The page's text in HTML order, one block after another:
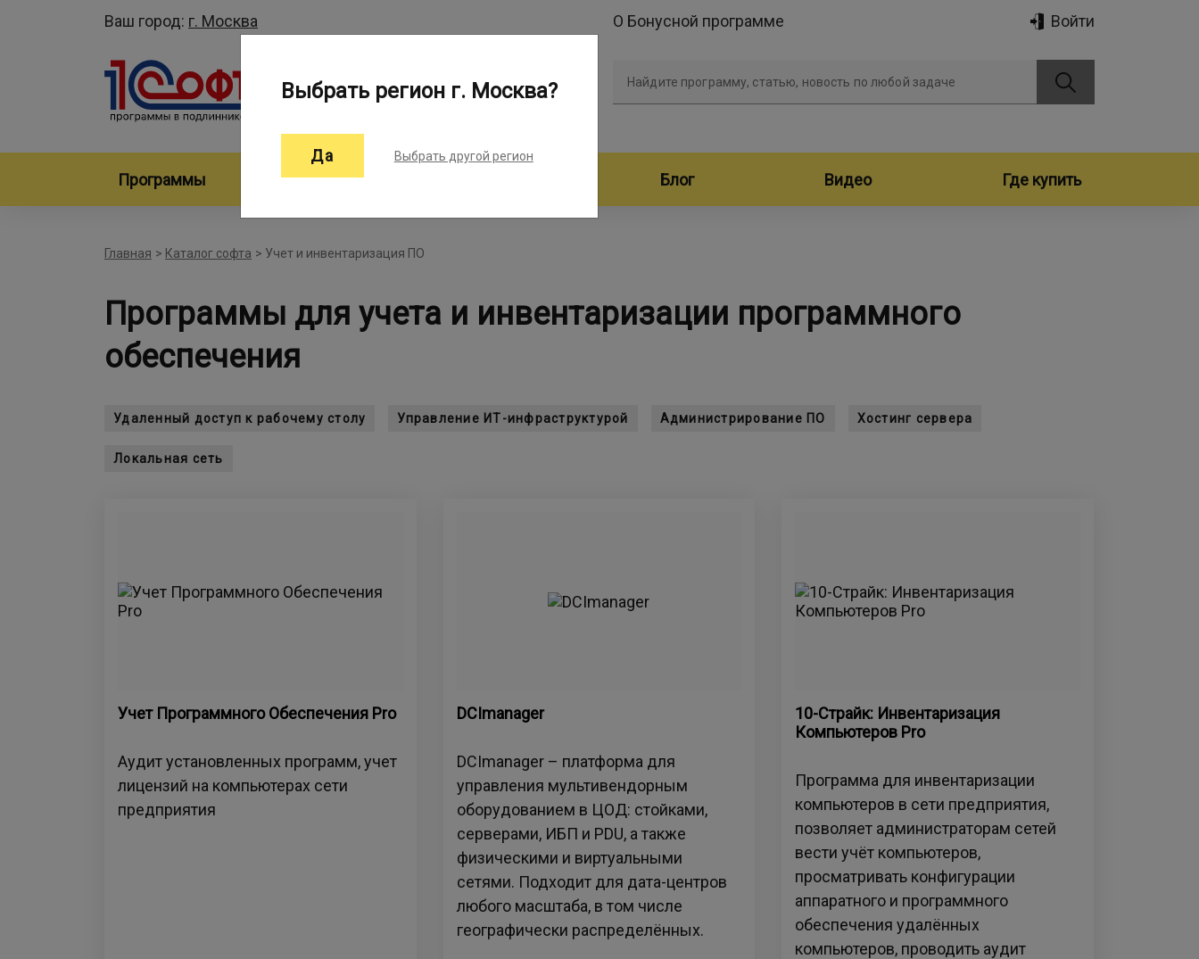
Ваш город: г. Москва Войти
О Бонусной программе
Найдите программу, статью, новость по любой задаче
Программы Производители программ Блог Видео Где купить
Главная > Каталог софта > Учет и инвентаризация ПО
Программы для учета и инвентаризации программного
обеспечения
Удаленный доступ к рабочему столу Управление ИТ-инфраструктурой Администрирование ПО Хостинг сервера
Локальная сеть
Учет Программного Обеспечения Pro
Аудит установленных программ, учет
лицензий на компьютерах сети
предприятия
DCImanager
DCImanager – платформа для
управления мультивендорным
оборудованием в ЦОД: стойками,
серверами, ИБП и PDU, а также
физическими и виртуальными
сетями. Подходит для дата-центров
любого масштаба, в том числе
географически распределённых.
10-Страйк: Инвентаризация
Компьютеров Pro
Программа для инвентаризации
компьютеров в сети предприятия,
позволяет администраторам сетей
вести учёт компьютеров,
просматривать конфигурации
аппаратного и программного
обеспечения удалённых
компьютеров, проводить аудит
Выбрать регион г. Москва?
Да Выбрать другой регион